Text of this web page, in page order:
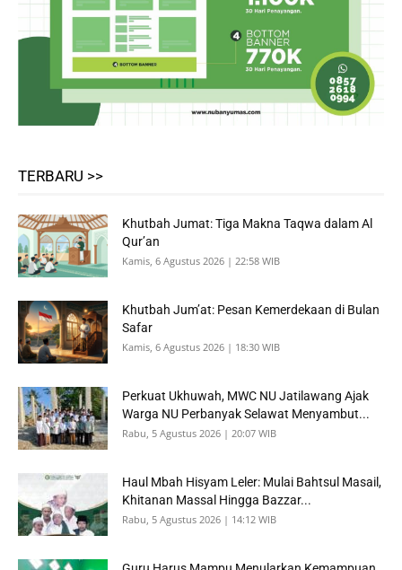
TERBARU >>
Khutbah Jumat: Tiga Makna Taqwa dalam Al
Qur’an
Kamis, 6 Agustus 2026 | 22:58 WIB
Khutbah Jum’at: Pesan Kemerdekaan di Bulan
Safar
Kamis, 6 Agustus 2026 | 18:30 WIB
Perkuat Ukhuwah, MWC NU Jatilawang Ajak
Warga NU Perbanyak Selawat Menyambut...
Rabu, 5 Agustus 2026 | 20:07 WIB
Haul Mbah Hisyam Leler: Mulai Bahtsul Masail,
Khitanan Massal Hingga Bazzar...
Rabu, 5 Agustus 2026 | 14:12 WIB